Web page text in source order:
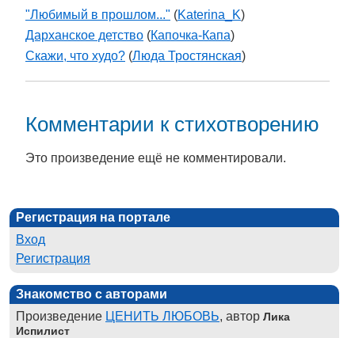
"Любимый в прошлом..." (Katerina_K)
Дарханское детство (Капочка-Капа)
Скажи, что худо? (Люда Тростянская)
Комментарии к стихотворению
Это произведение ещё не комментировали.
Регистрация на портале
Вход
Регистрация
Знакомство с авторами
Произведение ЦЕНИТЬ ЛЮБОВЬ, автор Лика
Испилист